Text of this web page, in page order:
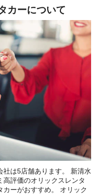
カーについて
社は5店舗あります。 新清水
評価のオリックスレンタ
ーがおすすめ。 オリック